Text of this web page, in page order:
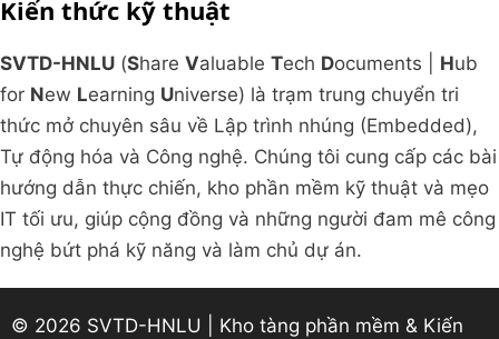
Kiến thức kỹ thuật
SVTD-HNLU (Share Valuable Tech Documents | Hub
for New Learning Universe) là trạm trung chuyển tri
thức mở chuyên sâu về Lập trình nhúng (Embedded),
Tự động hóa và Công nghệ. Chúng tôi cung cấp các bài
hướng dẫn thực chiến, kho phần mềm kỹ thuật và mẹo
IT tối ưu, giúp cộng đồng và những người đam mê công
nghệ bứt phá kỹ năng và làm chủ dự án.
© 2026 SVTD-HNLU | Kho tàng phần mềm & Kiến